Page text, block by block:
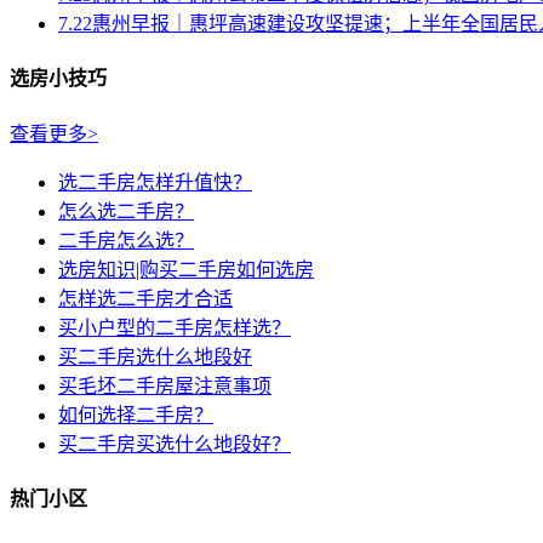
7.22惠州早报｜惠坪高速建设攻坚提速；上半年全国居民
选房小技巧
查看更多>
选二手房怎样升值快？
怎么选二手房？
二手房怎么选？
选房知识|购买二手房如何选房
怎样选二手房才合适
买小户型的二手房怎样选？
买二手房选什么地段好
买毛坯二手房屋注意事项
如何选择二手房？
买二手房买选什么地段好？
热门小区